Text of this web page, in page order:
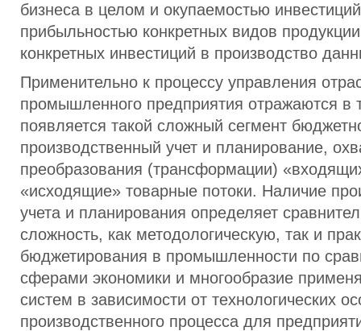
бизнеса в целом и окупаемостью
прибыльностью конкретных видов
конкретных инвестиций в производство
Применительно к процессу управления
промышленного предприятия отражаются в
появляется такой сложный сегмент
производственный учет и планирование,
преобразования (трансформации)
«исходящие» товарные потоки. Наличие
учета и планирования определяет
сложность, как методологическую, так и
бюджетирования в промышленности по
сферами экономики и многообразие
систем в зависимости от технологических
производственного процесса для